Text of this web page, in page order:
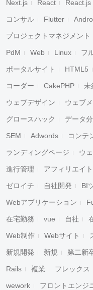
Next.js React React.js
コンサル Flutter
プロジェクトマネジメント
PdM Web Linux フ
ポータルサイト HTML5
コーダー CakePHP 未
ウェブデザイン ウェブ
グロースハック データ
SEM Adwords コンテ
ランディングページ ウ
進行管理 アフィリエイト
ゼロイチ 自社開発 BI
Webアプリケーション
在宅勤務 vue 自社
Web制作 Webサイト
新規開発 新規 第二新
Rails 複業 フレックス
wework フロントエンジ